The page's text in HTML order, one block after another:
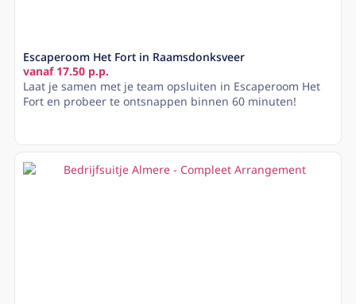
Escaperoom Het Fort in Raamsdonksveer
vanaf 17.50 p.p.
Laat je samen met je team opsluiten in Escaperoom Het
Fort en probeer te ontsnappen binnen 60 minuten!